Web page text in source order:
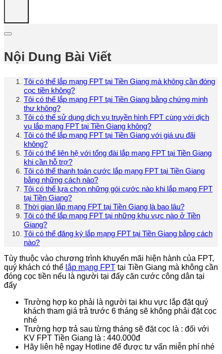
Nội Dung Bài Viết
Tôi có thể lắp mạng FPT tại Tiền Giang mà không cần đóng
cọc tiền không?
Tôi có thể lắp mạng FPT tại Tiền Giang bằng chứng minh
thư không?
Tôi có thể sử dụng dịch vụ truyền hình FPT cùng với dịch
vụ lắp mạng FPT tại Tiền Giang không?
Tôi có thể lắp mạng FPT tại Tiền Giang với giá ưu đãi
không?
Tôi có thể liên hệ với tổng đài lắp mạng FPT tại Tiền Giang
khi cần hỗ trợ?
Tôi có thể thanh toán cước lắp mạng FPT tại Tiền Giang
bằng những cách nào?
Tôi có thể lựa chọn những gói cước nào khi lắp mạng FPT
tại Tiền Giang?
Thời gian lắp mạng FPT tại Tiền Giang là bao lâu?
Tôi có thể lắp mạng FPT tại những khu vực nào ở Tiền
Giang?
Tôi có thể đăng ký lắp mạng FPT tại Tiền Giang bằng cách
nào?
Tùy thuộc vào chương trình khuyến mãi hiện hành của FPT,
quý khách có thể lắp mạng FPT tại Tiền Giang mà không cần
đóng cọc tiền nếu là người tại đấy căn cước công dân tại
đấy
Trường hợp ko phải là người tại khu vực lắp đặt quý
khách tham giá trả trước 6 tháng sẽ không phải đặt cọc
nhé
Trường hợp trả sau từng tháng sẽ đặt cọc là : đối với
KV FPT Tiền Giang là : 440.000đ
Hãy liên hệ ngay Hotline để được tư vấn miễn phí nhé